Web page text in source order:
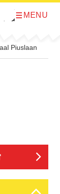
O
m
n
MENU
Piuslaan